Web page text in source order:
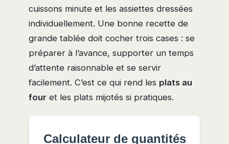
cuissons minute et les assiettes dressées
individuellement. Une bonne recette de
grande tablée doit cocher trois cases : se
préparer à l’avance, supporter un temps
d’attente raisonnable et se servir
facilement. C’est ce qui rend les plats au
four et les plats mijotés si pratiques.
Calculateur de quantités